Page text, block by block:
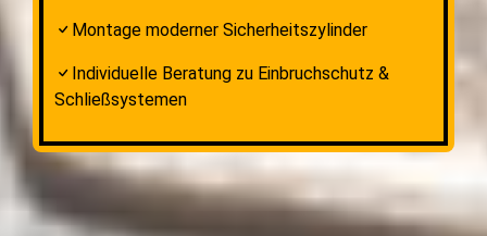
Montage moderner Sicherheitszylinder
Individuelle Beratung zu Einbruchschutz &
Schließsystemen